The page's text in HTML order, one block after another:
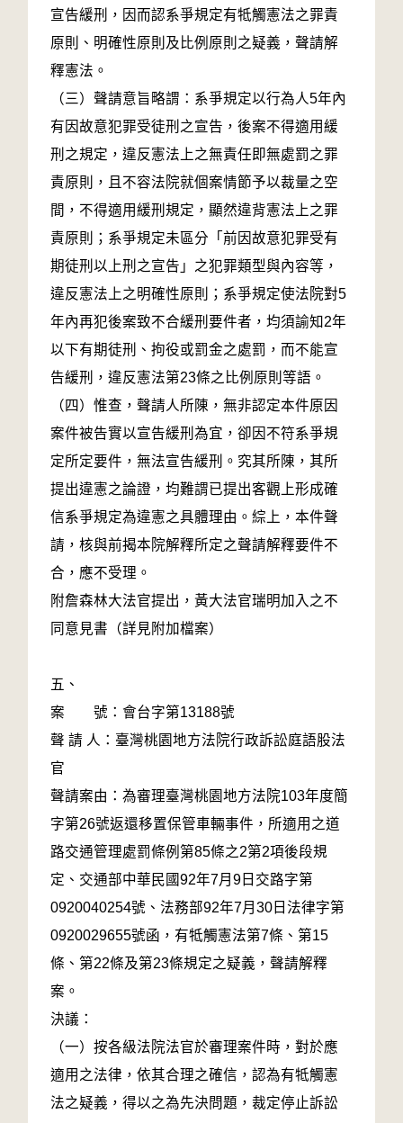
宣告緩刑，因而認系爭規定有牴觸憲法之罪責
原則、明確性原則及比例原則之疑義，聲請解
釋憲法。
（三）聲請意旨略謂：系爭規定以行為人5年內
有因故意犯罪受徒刑之宣告，後案不得適用緩
刑之規定，違反憲法上之無責任即無處罰之罪
責原則，且不容法院就個案情節予以裁量之空
間，不得適用緩刑規定，顯然違背憲法上之罪
責原則；系爭規定未區分「前因故意犯罪受有
期徒刑以上刑之宣告」之犯罪類型與內容等，
違反憲法上之明確性原則；系爭規定使法院對5
年內再犯後案致不合緩刑要件者，均須諭知2年
以下有期徒刑、拘役或罰金之處罰，而不能宣
告緩刑，違反憲法第23條之比例原則等語。
（四）惟查，聲請人所陳，無非認定本件原因
案件被告實以宣告緩刑為宜，卻因不符系爭規
定所定要件，無法宣告緩刑。究其所陳，其所
提出違憲之論證，均難謂已提出客觀上形成確
信系爭規定為違憲之具體理由。綜上，本件聲
請，核與前揭本院解釋所定之聲請解釋要件不
合，應不受理。
附詹森林大法官提出，黃大法官瑞明加入之不
同意見書（詳見附加檔案）
五、
案 號：會台字第13188號
聲 請 人：臺灣桃園地方法院行政訴訟庭語股法
官
聲請案由：為審理臺灣桃園地方法院103年度簡
字第26號返還移置保管車輛事件，所適用之道
路交通管理處罰條例第85條之2第2項後段規
定、交通部中華民國92年7月9日交路字第
0920040254號、法務部92年7月30日法律字第
0920029655號函，有牴觸憲法第7條、第15
條、第22條及第23條規定之疑義，聲請解釋
案。
決議：
（一）按各級法院法官於審理案件時，對於應
適用之法律，依其合理之確信，認為有牴觸憲
法之疑義，得以之為先決問題，裁定停止訴訟